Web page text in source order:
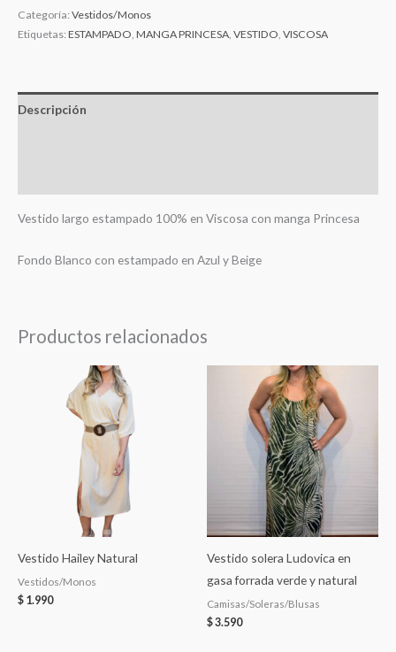
Categoría: Vestidos/Monos
Etiquetas: ESTAMPADO MANGA PRINCESA VESTIDO VISCOSA
Descripción
Vestido largo estampado 100% en Viscosa con manga Princesa
Fondo Blanco con estampado en Azul y Beige
Productos relacionados
Vestido Hailey Natural
Vestidos/Monos
$ 1.990
Vestido solera Ludovica en
gasa forrada verde y natural
Camisas/Soleras/Blusas
$3.590